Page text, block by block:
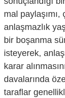
mal
anlaşmazlık
bir boşanma
isteyerek,
karar
davalarında
taraflar